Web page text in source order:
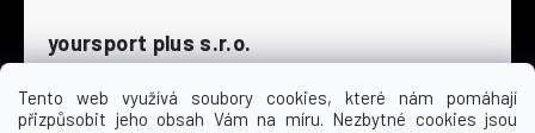
Tento web využívá soubory cookies, které nám pomáhají
přizpůsobit jeho obsah Vám na míru. Nezbytné cookies jsou
yoursport plus s.r.o.
Dyjská 845/4
196 00 Praha 9 - Čakovice